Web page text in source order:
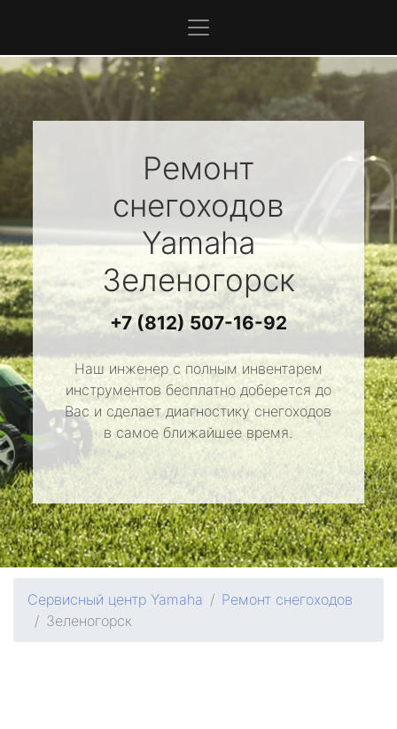
Ремонт
снегоходов
Yamaha
Зеленогорск
+7 (812) 507-16-92
Наш инженер с полным инвентарем
инструментов бесплатно доберется до
Вас и сделает диагностику снегоходов
в самое ближайшее время.
Сервисный центр Yamaha
Ремонт снегоходов
Зеленогорск